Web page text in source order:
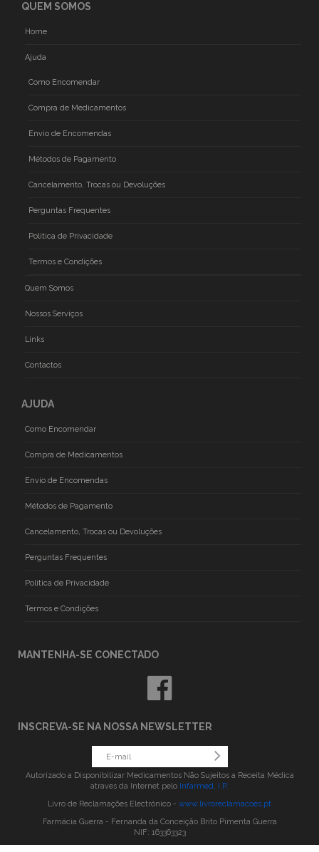
QUEM SOMOS
Home
Ajuda
Como Encomendar
Compra de Medicamentos
Envio de Encomendas
Métodos de Pagamento
Cancelamento, Trocas ou Devoluções
Perguntas Frequentes
Politica de Privacidade
Termos e Condições
Quem Somos
Nossos Serviços
Links
Contactos
AJUDA
Como Encomendar
Compra de Medicamentos
Envio de Encomendas
Métodos de Pagamento
Cancelamento, Trocas ou Devoluções
Perguntas Frequentes
Politica de Privacidade
Termos e Condições
MANTENHA-SE CONECTADO
INSCREVA-SE NA NOSSA NEWSLETTER
Autorizado a Disponibilizar Medicamentos Não Sujeitos a Receita Médica
atraves da Internet pelo Infarmed, I.P.
Livro de Reclamações Electrónico - www.livroreclamacoes.pt
Farmácia Guerra - Fernanda da Conceição Brito Pimenta Guerra
NIF: 163363323